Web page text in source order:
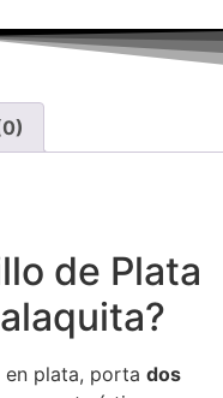
de Plata
plata, porta dos